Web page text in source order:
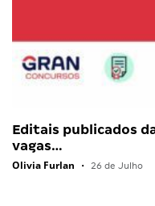
Editais publicados
vagas…
Olivia Furlan • 26 de Julho